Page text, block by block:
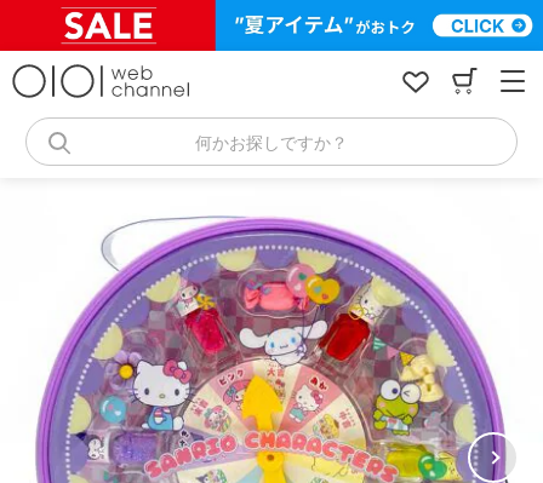
何かお探しですか？